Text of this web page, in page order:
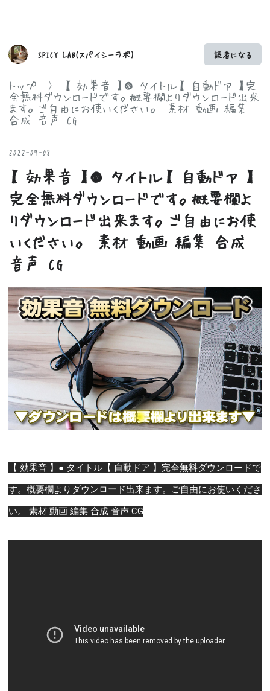
SPICY LAB(スパイシーラボ) 読者になる
トップ >
【 効果音 】● タイトル【 自動ドア 】完
全無料ダウンロードです。概要欄よりダウンロード出来
ます。ご自由にお使いください。 素材 動画 編集
合成 音声 CG
2022-07-08
【 効果音 】● タイトル【 自動ドア 】
完全無料ダウンロードです。概要欄よ
りダウンロード出来ます。ご自由にお使
いください。 素材 動画 編集 合成
音声 CG
【 効果音 】● タイトル【 自動ドア 】完全無料ダウンロードで
す。概要欄よりダウンロード出来ます。ご自由にお使いくださ
い。 素材 動画 編集 合成 音声 CG